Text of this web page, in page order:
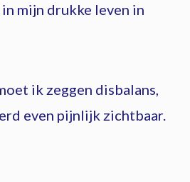
mijn drukke leven in
ik zeggen disbalans,
even pijnlijk zichtbaar.